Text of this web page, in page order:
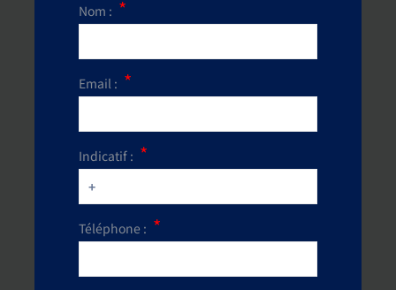
Nom :
Email :
Indicatif :
Téléphone :